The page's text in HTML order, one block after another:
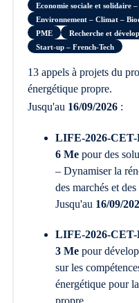
Economie sociale et solidaire
Environnement – Climat –
PME
Recherche et
Start-up – French-Tech
13 appels à projets du programme LIFE Transition
énergétique propre.
Jusqu'au 16/09/2026 :
LIFE-2026-
6 Me pour des
– Dynamiser la
des marchés et
Jusqu'au 16/09/
LIFE-2026-
3 Me pour
sur les
énergétique pour